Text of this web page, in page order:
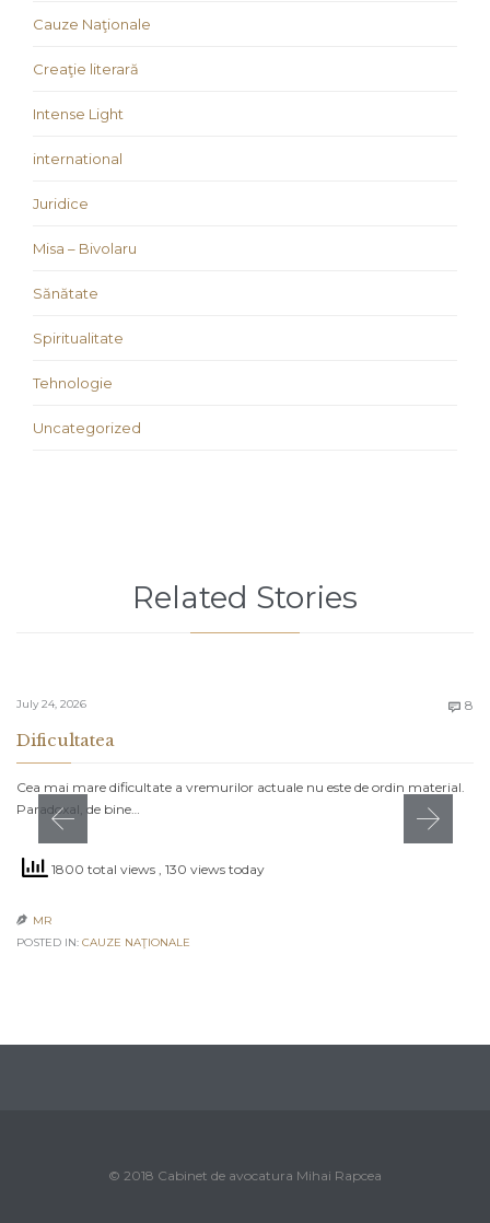
Cauze Naţionale
Creaţie literară
Intense Light
international
Juridice
Misa – Bivolaru
Sănătate
Spiritualitate
Tehnologie
Uncategorized
Related Stories
July 24, 2026  8
Dificultatea
Cea mai mare dificultate a vremurilor actuale nu este de ordin material.
Paradoxal, de bine…
1800 total views , 130 views today
 MR
POSTED IN: CAUZE NAŢIONALE
© 2018 Cabinet de avocatura Mihai Rapcea